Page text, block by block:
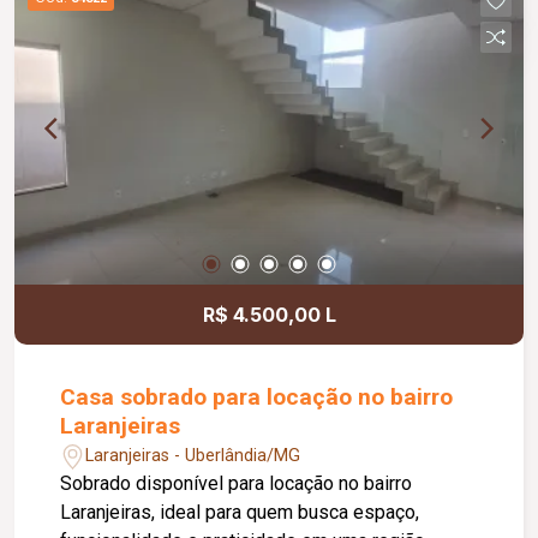
Lounge; Mini mercado; Academia; Coworking;
Centro estético; Espaço relax; Sauna; 03
elevadores atendendo a todos os pavimentos;
Empreendimento residencial com 25 pavimentos,
oferecendo completa estrutura de lazer, bem-
estar e praticidade.
R$ 4.500,00 L
Casa sobrado para locação no bairro
Laranjeiras
Laranjeiras - Uberlândia/MG
Sobrado disponível para locação no bairro
Laranjeiras, ideal para quem busca espaço,